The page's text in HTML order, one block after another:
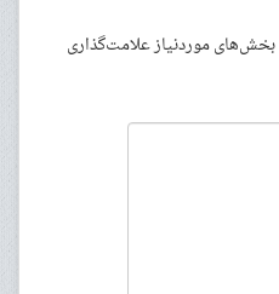
بخش‌های موردنیاز علامت‌گذاری